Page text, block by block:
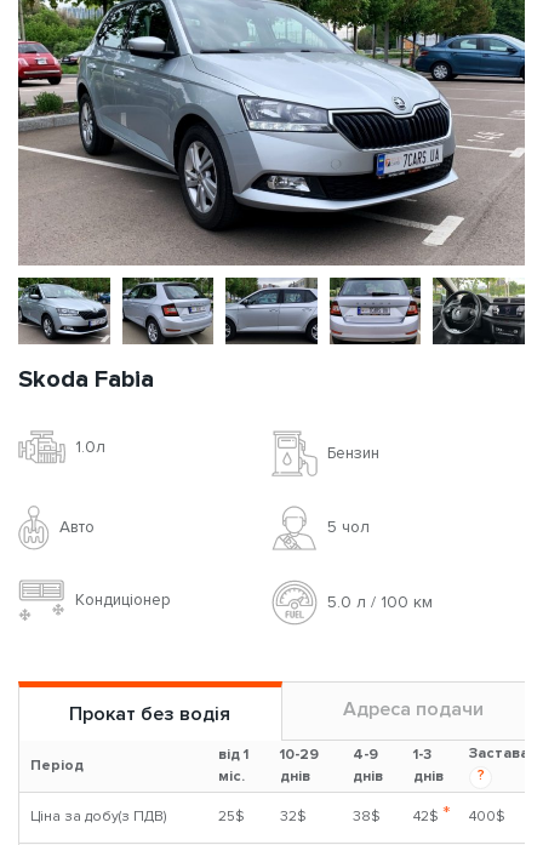
Skoda Fabia
1.0л Бензин
Авто 5 чoл
Кондиціонер 5.0 л / 100 км
Прокат без водія Адреса подачи
Період
від 1
міс.
10-29
днів
4-9
днів
1-3
днів
Застава
?
Ціна за добу(з ПДВ) 25$ 32$ 38$ 42$ * 400$